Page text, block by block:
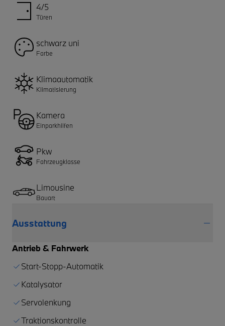
4/5
Türen
schwarz uni
Farbe
Klimaautomatik
Klimatisierung
Kamera
Einparkhilfen
Pkw
Fahrzeugklasse
Limousine
Bauart
Ausstattung
Antrieb & Fahrwerk
Start-Stopp-Automatik
Katalysator
Servolenkung
Traktionskontrolle